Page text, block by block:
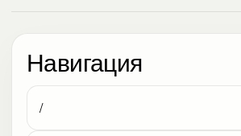
Навигация
/